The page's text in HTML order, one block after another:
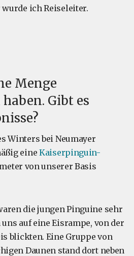
wurde ich Reiseleiter.
Menge
Gibt es
Winters bei Neumayer
eine Kaiserpinguin-
von unserer Basis
die jungen Pinguine sehr
auf eine Eisrampe, von der
blickten. Eine Gruppe von
Daunen stand dort neben